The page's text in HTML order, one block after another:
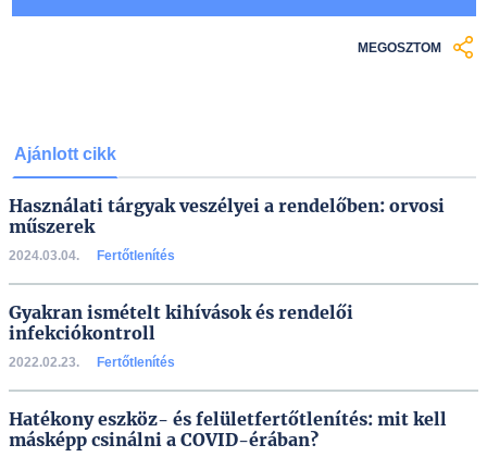
MEGOSZTOM
Ajánlott cikk
Használati tárgyak veszélyei a rendelőben: orvosi
műszerek
2024.03.04. Fertőtlenítés
Gyakran ismételt kihívások és rendelői
infekciókontroll
2022.02.23. Fertőtlenítés
Hatékony eszköz- és felületfertőtlenítés: mit kell
másképp csinálni a COVID-érában?